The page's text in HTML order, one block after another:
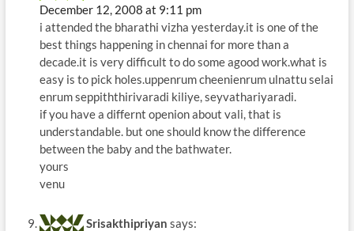
December 12, 2008 at 9:11 pm
i attended the bharathi vizha yesterday.it is one of the
best things happening in chennai for more than a
decade.it is very difficult to do some agood work.what is
easy is to pick holes.uppenrum cheenienrum ulnattu selai
enrum seppiththirivaradi kiliye, seyvathariyaradi.
if you have a differnt openion about vali, that is
understandable. but one should know the difference
between the baby and the bathwater.
yours
venu
Srisakthipriyan says: